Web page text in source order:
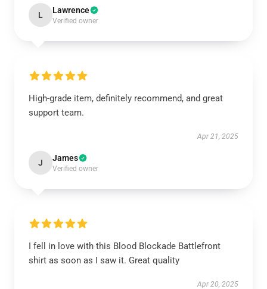
L Lawrence
Verified owner
High-grade item, definitely recommend, and great
support team.
Apr 21, 2025
J James
Verified owner
I fell in love with this Blood Blockade Battlefront
shirt as soon as I saw it. Great quality
Apr 20, 2025